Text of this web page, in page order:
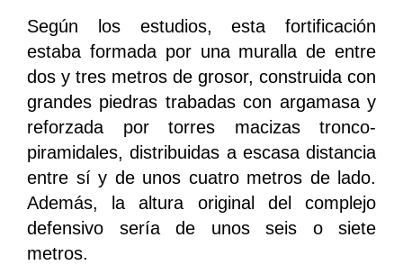
Según los estudios, esta fortificación
estaba formada por una muralla de entre
dos y tres metros de grosor, construida con
grandes piedras trabadas con argamasa y
reforzada por torres macizas tronco-
piramidales, distribuidas a escasa distancia
entre sí y de unos cuatro metros de lado.
Además, la altura original del complejo
defensivo sería de unos seis o siete
metros.